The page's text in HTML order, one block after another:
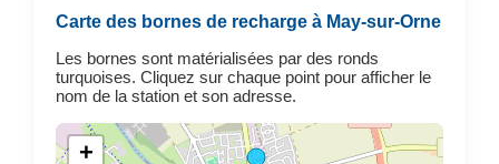
Carte des bornes de recharge à May-sur-Orne
Les bornes sont matérialisées par des ronds
turquoises. Cliquez sur chaque point pour afficher le
nom de la station et son adresse.
+